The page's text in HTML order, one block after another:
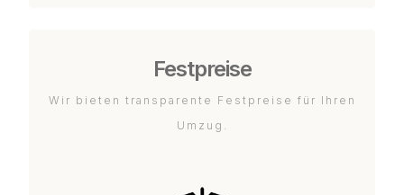
Festpreise
Wir bieten transparente Festpreise für Ihren
Umzug.